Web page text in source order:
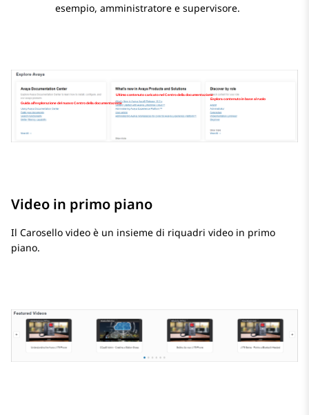
esempio, amministratore e supervisore.
Video in primo piano
Il Carosello video è un insieme di riquadri video in primo
piano.